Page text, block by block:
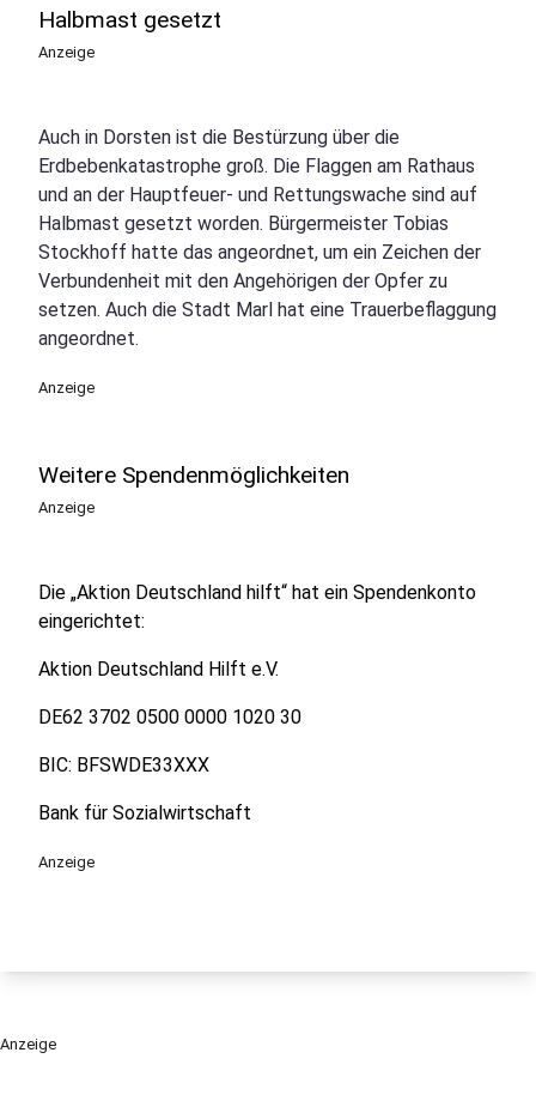
Halbmast gesetzt
Anzeige
Auch in Dorsten ist die Bestürzung über die
Erdbebenkatastrophe groß. Die Flaggen am Rathaus
und an der Hauptfeuer- und Rettungswache sind auf
Halbmast gesetzt worden. Bürgermeister Tobias
Stockhoff hatte das angeordnet, um ein Zeichen der
Verbundenheit mit den Angehörigen der Opfer zu
setzen. Auch die Stadt Marl hat eine Trauerbeflaggung
angeordnet.
Anzeige
Weitere Spendenmöglichkeiten
Anzeige
Die „Aktion Deutschland hilft“ hat ein Spendenkonto
eingerichtet:
Aktion Deutschland Hilft e.V.
DE62 3702 0500 0000 1020 30
BIC: BFSWDE33XXX
Bank für Sozialwirtschaft
Anzeige
Anzeige